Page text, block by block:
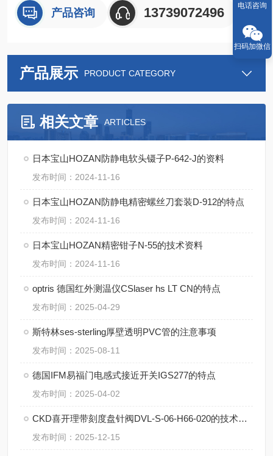
产品咨询 13739072496
产品展示 PRODUCT CATEGORY
相关文章 ARTICLES
日本宝山HOZAN防静电软头镊子P-642-J的资料
发布时间：2024-11-16
日本宝山HOZAN防静电精密螺丝刀套装D-912的特点
发布时间：2024-11-16
日本宝山HOZAN精密钳子N-55的技术资料
发布时间：2024-11-16
optris 德国红外测温仪CSlaser hs LT CN的特点
发布时间：2025-04-29
斯特林ses-sterling厚壁透明PVC管的注意事项
发布时间：2025-08-11
德国IFM易福门电感式接近开关IGS277的特点
发布时间：2025-04-02
CKD喜开理带刻度盘针阀DVL-S-06-H66-020的技术要点
发布时间：2025-12-15
电话咨询
扫码加微信